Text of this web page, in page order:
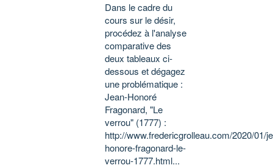
Dans le cadre du
cours sur le désir,
procédez à l'analyse
comparative des
deux tableaux ci-
dessous et dégagez
une problématique :
Jean-Honoré
Fragonard, "Le
verrou" (1777) :
http://www.fredericgrolleau.com/2020/01/
honore-fragonard-le-
verrou-1777.html...